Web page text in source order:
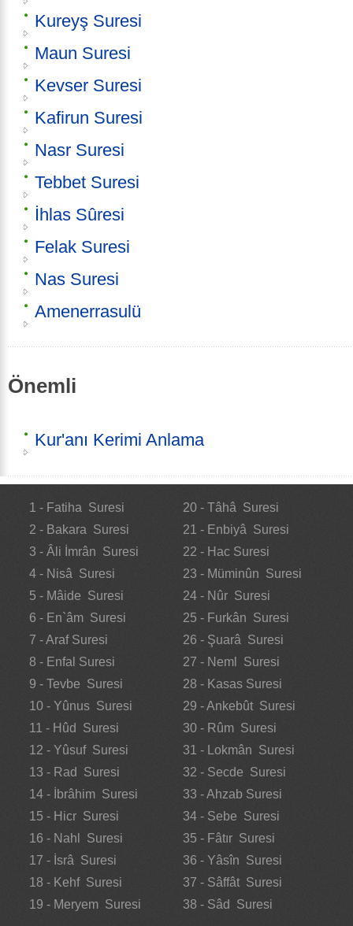
Kureyş Suresi
Maun Suresi
Kevser Suresi
Kafirun Suresi
Nasr Suresi
Tebbet Suresi
İhlas Sûresi
Felak Suresi
Nas Suresi
Amenerrasulü
Önemli
Kur'anı Kerimi Anlama
1 - Fatiha Suresi
2 - Bakara Suresi
3 - Âli İmrân Suresi
4 - Nisâ Suresi
5 - Mâide Suresi
6 - En`âm Suresi
7 - Araf Suresi
8 - Enfal Suresi
9 - Tevbe Suresi
10 - Yûnus Suresi
11 - Hûd Suresi
12 - Yûsuf Suresi
13 - Rad Suresi
14 - İbrâhim Suresi
15 - Hicr Suresi
16 - Nahl Suresi
17 - İsrâ Suresi
18 - Kehf Suresi
19 - Meryem Suresi
20 - Tâhâ Suresi
21 - Enbiyâ Suresi
22 - Hac Suresi
23 - Müminûn Suresi
24 - Nûr Suresi
25 - Furkân Suresi
26 - Şuarâ Suresi
27 - Neml Suresi
28 - Kasas Suresi
29 - Ankebût Suresi
30 - Rûm Suresi
31 - Lokmân Suresi
32 - Secde Suresi
33 - Ahzab Suresi
34 - Sebe Suresi
35 - Fâtır Suresi
36 - Yâsîn Suresi
37 - Sâffât Suresi
38 - Sâd Suresi